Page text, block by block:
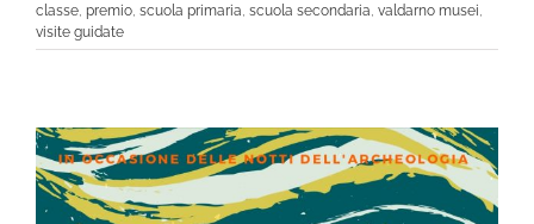
classe, premio, scuola primaria, scuola secondaria, valdarno musei,
visite guidate